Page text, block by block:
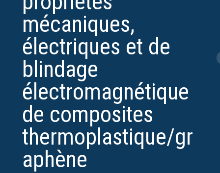
mécaniques,
électriques et de
blindage
électromagnétique
de composites
thermoplastique/gr
aphène